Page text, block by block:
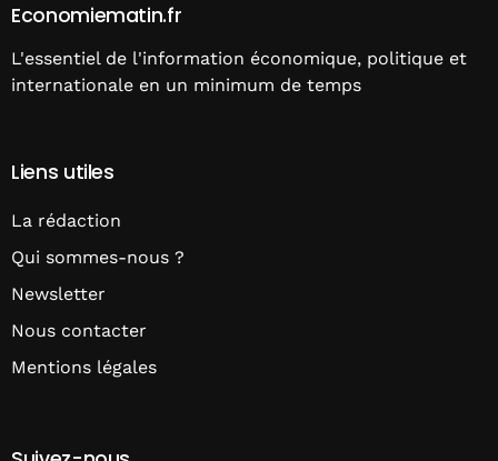
Economiematin.fr
L'essentiel de l'information économique, politique et
internationale en un minimum de temps
Liens utiles
La rédaction
Qui sommes-nous ?
Newsletter
Nous contacter
Mentions légales